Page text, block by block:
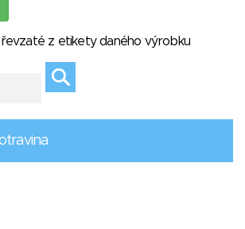
z etikety daného výrobku